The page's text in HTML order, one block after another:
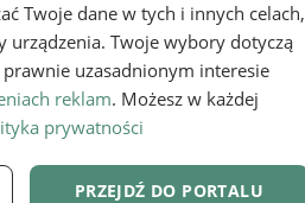
Twoje dane w tych i innych celach,
urządzenia. Twoje wybory dotyczą
uzasadnionym interesie
reklam. Możesz w każdej
prywatności
PRZEJDŹ DO PORTALU